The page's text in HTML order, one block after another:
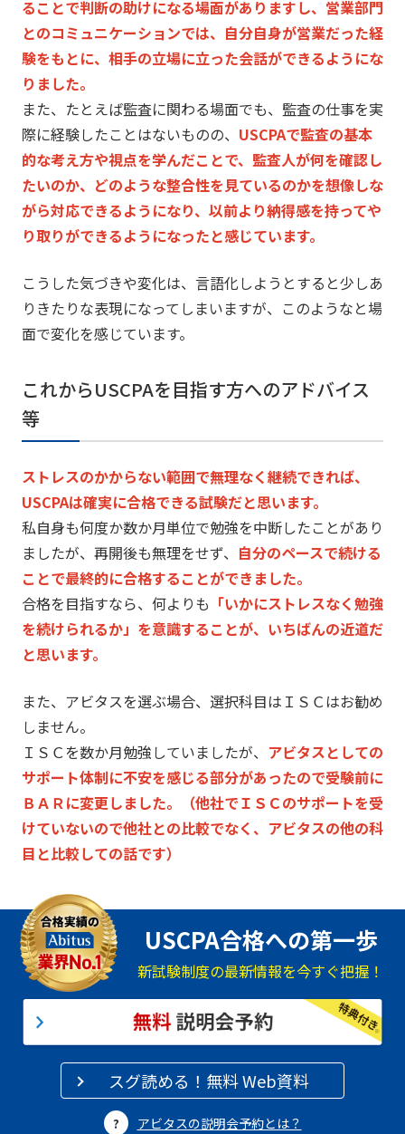
ることで判断の助けになる場面がありますし、営業部門
とのコミュニケーションでは、 自分自身が営業だった経
験をもとに、 相手の立場に立った会話ができるようにな
りました。
また、たとえば監査に関わる場面でも、 監査の仕事を実
際に経験したことはないものの、 USCPAで監査の基本
的な考え方や視点を学んだことで、 監査人が何を確認し
たいのか、 どのような整合性を見ているのかを想像しな
がら対応できるようになり、 以前より納得感を持ってや
り取りができるようになったと感じています。
こうした気づきや変化は、 言語化しようとすると少しあ
りきたりな表現になってしまいますが、このようなと場
面で変化を感じています。
これからUSCPAを目指す方へのアドバイス
等
ストレスのかからない範囲で無理なく継続できれば、
USCPAは確実に合格できる試験だと思います。
私自身も何度か数か月単位で勉強を中断したことがあり
ましたが、 再開後も無理をせず、 自分のペースで続ける
ことで最終的に合格することができました。
合格を目指すなら、何よりも 「いかにストレスなく勉強
を続けられるか」を意識することが、 いちばんの近道だ
と思います。
また、アビタスを選ぶ場合、選択科目はＩＳＣはお勧め
しません。
ＩＳＣを数か月勉強していましたが、 アビタスとしての
サポート体制に不安を感じる部分があったので受験前に
ＢＡＲに変更しました。（他社でＩＳＣのサポートを受
けていないので他社との比較でなく、 アビタスの他の科
目と比較しての話です）
USCPA合格への第一歩
新試験制度の最新情報を今すぐ把握！
スグ読める！無料 Web資料
アビタスの説明会予約とは？